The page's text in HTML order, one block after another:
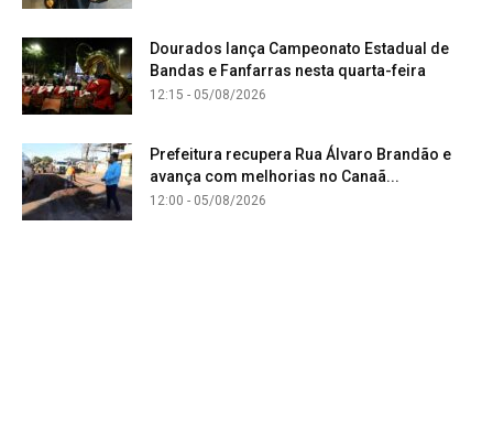
Dourados lança Campeonato Estadual de
Bandas e Fanfarras nesta quarta-feira
12:15 - 05/08/2026
Prefeitura recupera Rua Álvaro Brandão e
avança com melhorias no Canaã...
12:00 - 05/08/2026